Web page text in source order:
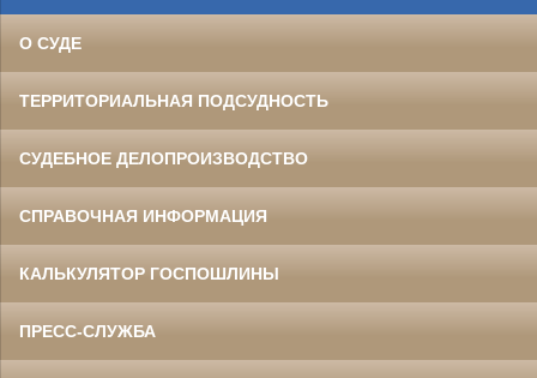
О СУДЕ
ТЕРРИТОРИАЛЬНАЯ ПОДСУДНОСТЬ
СУДЕБНОЕ ДЕЛОПРОИЗВОДСТВО
СПРАВОЧНАЯ ИНФОРМАЦИЯ
КАЛЬКУЛЯТОР ГОСПОШЛИНЫ
ПРЕСС-СЛУЖБА